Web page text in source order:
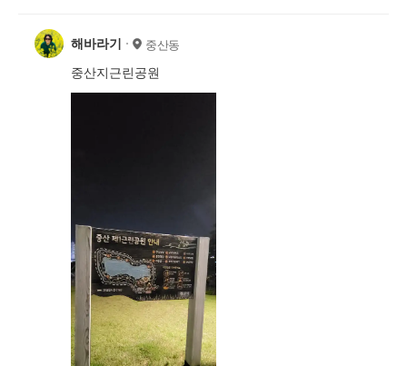
해바라기 중산동
중산지근린공원